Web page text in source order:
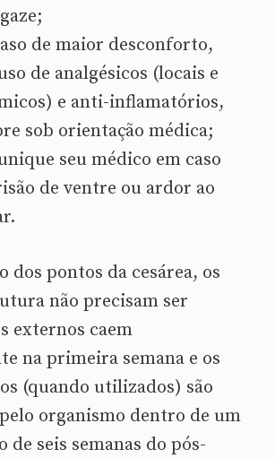
de maior desconforto,
de analgésicos (locais e
e anti-inflamatórios,
sob orientação médica;
seu médico em caso
de ventre ou ardor ao
dos pontos da cesárea, os
não precisam ser
externos caem
na primeira semana e os
(quando utilizados) são
organismo dentro de um
de seis semanas do pós-